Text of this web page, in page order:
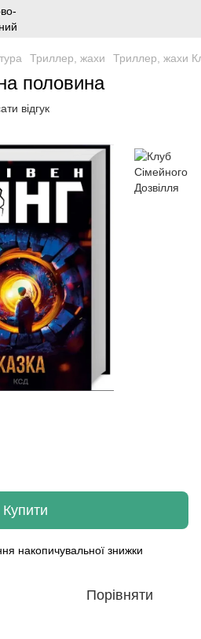
Триллер, жахи Триллер, жахи
половина
відгук
Купити
накопичувальної знижки
Порівняти